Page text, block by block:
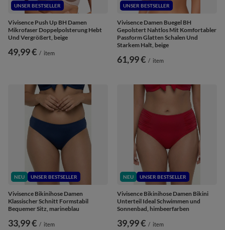
UNSER BESTSELLER
Vivisence Push Up BH Damen
Mikrofaser Doppelpolsterung Hebt
Und Vergrößert, beige
49,99 € / item
UNSER BESTSELLER
Vivisence Damen Buegel BH
Gepolstert Nahtlos Mit Komfortabler
Passform Glatten Schalen Und
Starkem Halt, beige
61,99 € / item
NEU UNSER BESTSELLER
Vivisence Bikinihose Damen
Klassischer Schnitt Formstabil
Bequemer Sitz, marineblau
33,99 € / item
NEU UNSER BESTSELLER
Vivisence Bikinihose Damen Bikini
Unterteil Ideal Schwimmen und
Sonnenbad, himbeerfarben
39,99 € / item